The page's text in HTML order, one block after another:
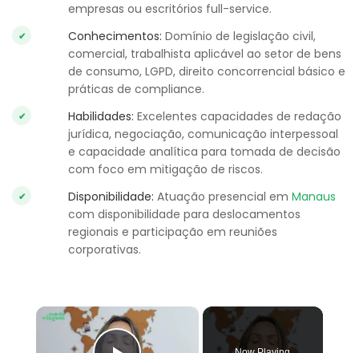
empresas ou escritórios full-service.
Conhecimentos: Domínio de legislação civil,
comercial, trabalhista aplicável ao setor de bens
de consumo, LGPD, direito concorrencial básico e
práticas de compliance.
Habilidades: Excelentes capacidades de redação
jurídica, negociação, comunicação interpessoal
e capacidade analítica para tomada de decisão
com foco em mitigação de riscos.
Disponibilidade: Atuação presencial em Manaus
com disponibilidade para deslocamentos
regionais e participação em reuniões
corporativas.
×